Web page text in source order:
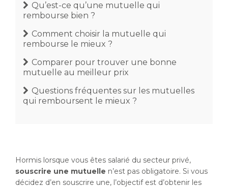
Qu’est-ce qu’une mutuelle qui
rembourse bien ?
Comment choisir la mutuelle qui
rembourse le mieux ?
Comparer pour trouver une bonne
mutuelle au meilleur prix
Questions fréquentes sur les mutuelles
qui remboursent le mieux ?
Hormis lorsque vous êtes salarié du secteur privé,
souscrire une mutuelle n’est pas obligatoire. Si vous
décidez d’en souscrire une, l’objectif est d’obtenir les